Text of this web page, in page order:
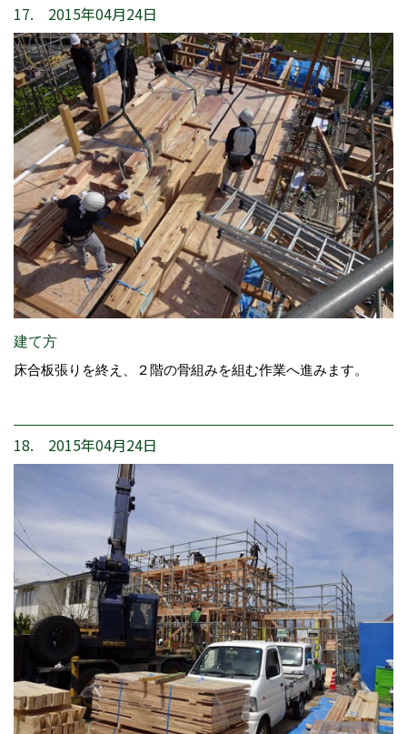
17. 2015年04月24日
建て方
床合板張りを終え、２階の骨組みを組む作業へ進みます。
18. 2015年04月24日